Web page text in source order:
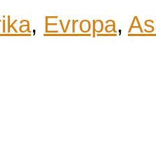
, Evropa,